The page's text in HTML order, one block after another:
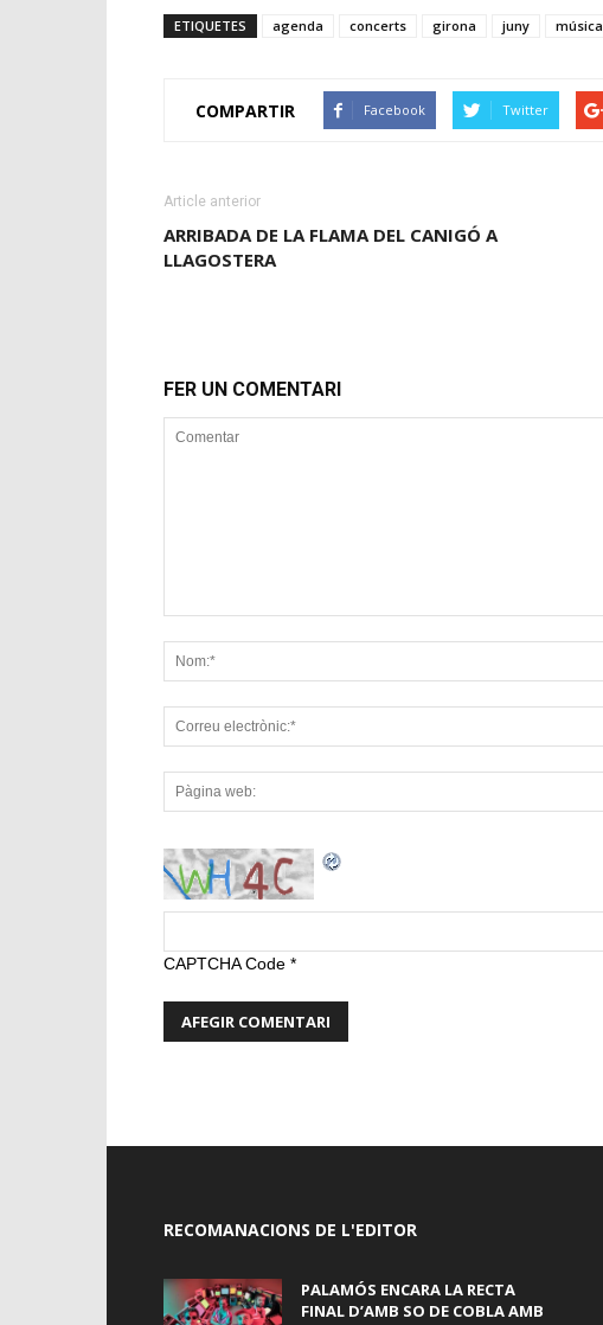
ETIQUETES agenda concerts girona juny música
COMPARTIR Facebook Twitter
Article anterior
ARRIBADA DE LA FLAMA DEL CANIGÓ A
LLAGOSTERA
FER UN COMENTARI
CAPTCHA Code *
RECOMANACIONS DE L'EDITOR
PALAMÓS ENCARA LA RECTA
FINAL D’AMB SO DE COBLA AMB